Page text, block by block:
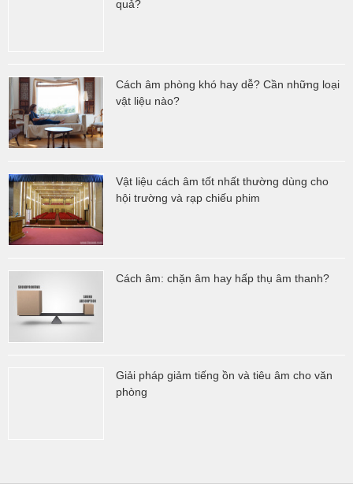
quả?
Cách âm phòng khó hay dễ? Cần những loại
vật liệu nào?
Vật liệu cách âm tốt nhất thường dùng cho
hội trường và rạp chiếu phim
Cách âm: chặn âm hay hấp thụ âm thanh?
Giải pháp giảm tiếng ồn và tiêu âm cho văn
phòng